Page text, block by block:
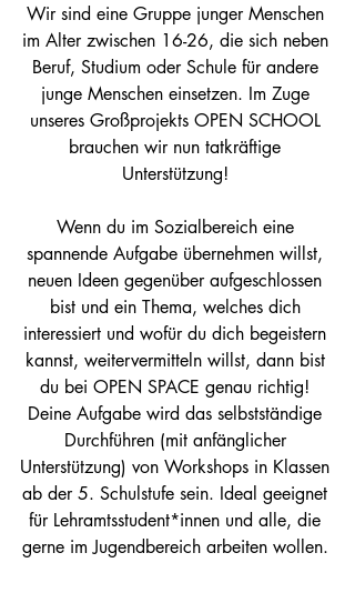
Wir sind eine Gruppe junger Menschen
im Alter zwischen 16-26, die sich neben
Beruf, Studium oder Schule für andere
junge Menschen einsetzen. Im Zuge
unseres Großprojekts OPEN SCHOOL
brauchen wir nun tatkräftige
Unterstützung!
Wenn du im Sozialbereich eine
spannende Aufgabe übernehmen willst,
neuen Ideen gegenüber aufgeschlossen
bist und ein Thema, welches dich
interessiert und wofür du dich begeistern
kannst, weitervermitteln willst, dann bist
du bei OPEN SPACE genau richtig!
Deine Aufgabe wird das selbstständige
Durchführen (mit anfänglicher
Unterstützung) von Workshops in Klassen
ab der 5. Schulstufe sein. Ideal geeignet
für Lehramtsstudent*innen und alle, die
gerne im Jugendbereich arbeiten wollen.